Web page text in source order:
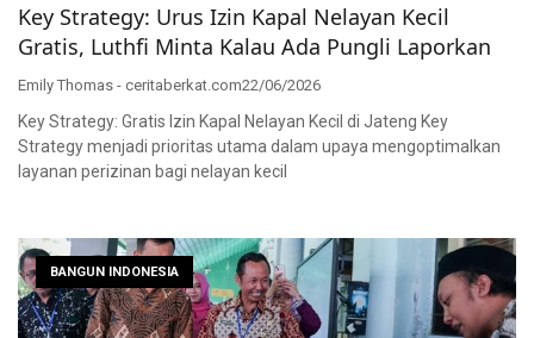
Key Strategy: Urus Izin Kapal Nelayan Kecil
Gratis, Luthfi Minta Kalau Ada Pungli Laporkan
Emily Thomas - ceritaberkat.com22/06/2026
Key Strategy: Gratis Izin Kapal Nelayan Kecil di Jateng Key
Strategy menjadi prioritas utama dalam upaya mengoptimalkan
layanan perizinan bagi nelayan kecil
BANGUN INDONESIA